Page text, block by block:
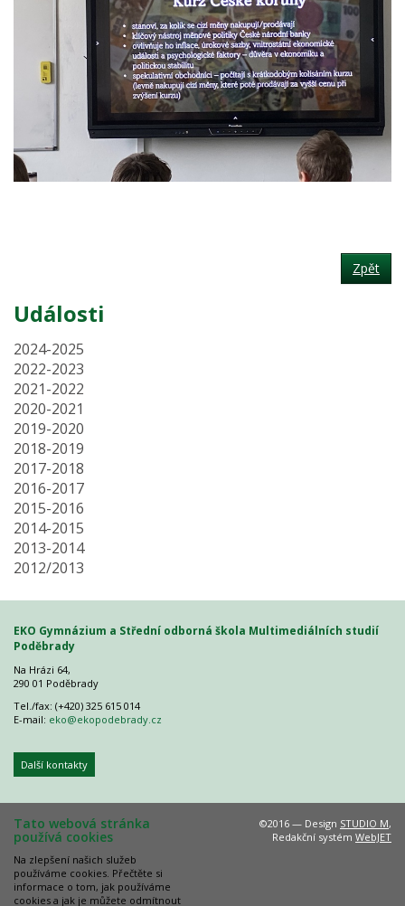
Zpět
Události
2024-2025
2022-2023
2021-2022
2020-2021
2019-2020
2018-2019
2017-2018
2016-2017
2015-2016
2014-2015
2013-2014
2012/2013
EKO Gymnázium a Střední odborná škola Multimediálních studií
Poděbrady
Na Hrázi 64,
290 01 Poděbrady
Tel./fax: (+420) 325 615 014
E-mail: eko@ekopodebrady.cz
Další kontakty
Tato webová stránka
používá cookies
Na zlepšení našich služeb
používáme cookies. Přečtěte si
informace o tom, jak používáme
cookies a jak je můžete odmítnout
©2016 — Design STUDIO M,
Redakční systém WebJET